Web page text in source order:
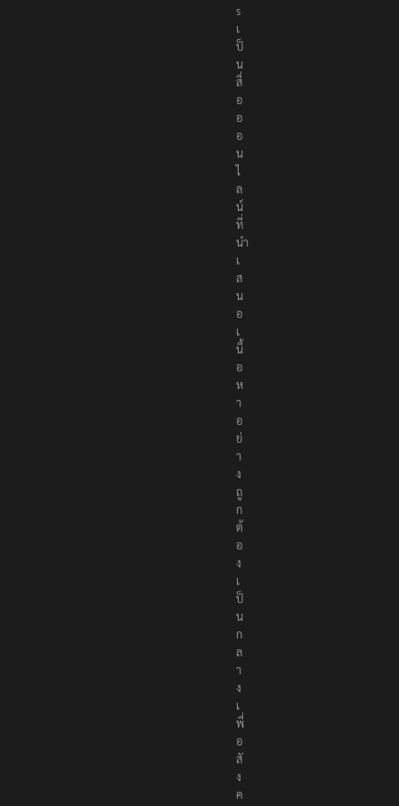
s
เ
ป็
น
สื่
อ
อ
อ
น
ไ
ล
น์
ที่
นำ
เ
ส
น
อ
เ
นื้
อ
ห
า
อ
ย่
า
ง
ถู
ก
ต้
อ
ง
เ
ป็
น
ก
ล
า
ง
เ
พื่
อ
สั
ง
ค